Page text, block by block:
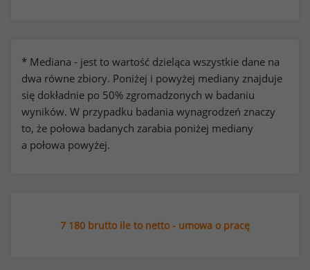
* Mediana - jest to wartość dzieląca wszystkie dane na
dwa równe zbiory. Poniżej i powyżej mediany znajduje
się dokładnie po 50% zgromadzonych w badaniu
wyników. W przypadku badania wynagrodzeń znaczy
to, że połowa badanych zarabia poniżej mediany
a połowa powyżej.
7 180 brutto ile to netto - umowa o pracę